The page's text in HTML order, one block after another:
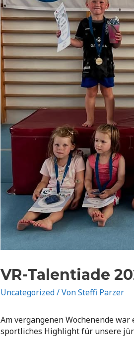
VR-Talentiade
Uncategorized/ VonSteffi Parzer
Am vergangenen Wochenende
sportliches Highlight für unsere